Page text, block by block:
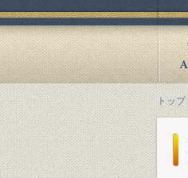
トップ